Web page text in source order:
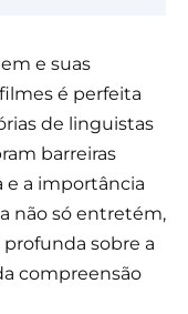
e suas
é perfeita
de linguistas
barreiras
e a importância
não só entretém,
sobre a
compreensão